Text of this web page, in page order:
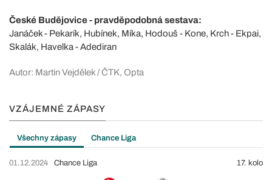
České Budějovice - pravděpodobná sestava:
Janáček - Pekarík, Hubínek, Míka, Hodouš - Kone, Krch - Ekpai,
Skalák, Havelka - Adediran
Autor: Martin Vejdělek / ČTK, Opta
VZÁJEMNÉ ZÁPASY
Všechny zápasy Chance Liga
01.12.2024 Chance Liga 17. kolo